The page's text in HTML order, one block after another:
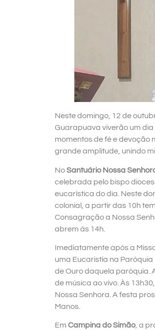
Neste domingo, 12 de
Guarapuava viverão um dia
momentos de fé e
grande amplitude, unindo
NoSantuário Nossa
celebrada pelo bispo
eucarística do dia. Neste
colonial, a partir das 10h
Consagração a Nossa
abrem às 14h.
Imediatamente após a
uma Eucaristia na
de Ouro daquela paróquia.
de música ao vivo. Às
Nossa Senhora. A festa
Manos.
Em Campina do Simão, a